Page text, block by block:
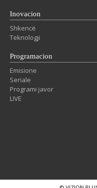
Inovacion
Shkencë
Teknologji
Programacion
Emisione
Seriale
Programi javor
LIVE